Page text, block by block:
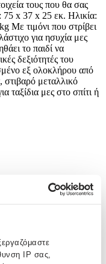
IP σας,
τους που θα σας
75 x 37 x 25 εκ. Ηλικία:
τιμόνι που στρίβει
για ησυχία μες
το παιδί να
δεξιότητές του
εξ ολοκλήρου από
στιβαρό μεταλλικό
ταξίδια μες στο σπίτι ή